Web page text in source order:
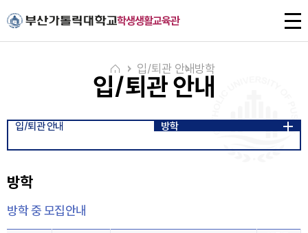
학생생활교육관
전
체
메
입/퇴관 안내
입/퇴관 안내방학
입/퇴관 안내 방학
방학
방학 중 모집안내